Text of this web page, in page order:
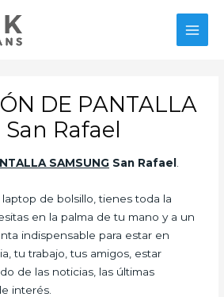
DE PANTALLA
Rafael
SAMSUNG San Rafael
de bolsillo, tienes toda la
en la palma de tu mano y a un
indispensable para estar en
tu trabajo, tus amigos, estar
de las noticias, las últimas
interés.